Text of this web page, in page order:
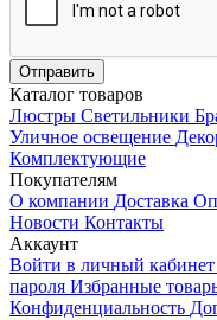
Каталог товаров
Люстры Светильники
Уличное освещение
Комплектующие
Покупателям
О компании Доставка
Новости Контакты
Аккаунт
Войти в личный кабинет
пароля Избранные
Конфиденциальность